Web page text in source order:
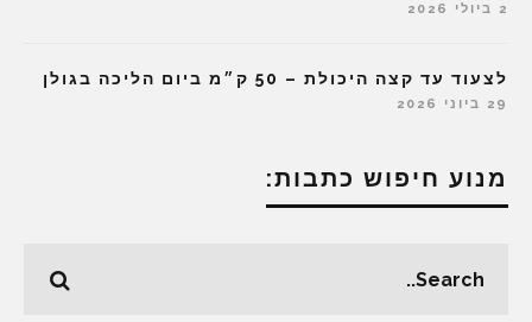
2 ביולי 2026
לצעוד עד קצה היכולת – 50 ק״מ ביום הליכה בגולן
29 ביוני 2026
מנוע חיפוש כתבות: